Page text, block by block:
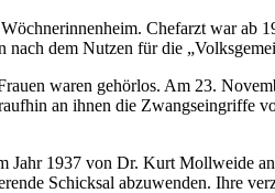
Chefarzt war ab
dem Nutzen für die
waren gehörlos. Am 23.
an ihnen die Zwangseingriffe
Jahr 1937 von Dr. Kurt Mollweide
Schicksal abzuwenden. Ihre